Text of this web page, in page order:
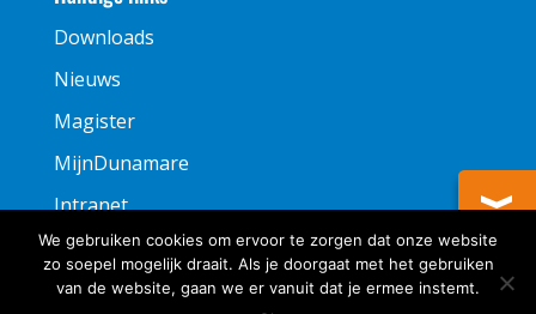
Downloads
Nieuws
Magister
MijnDunamare
Intranet
We gebruiken cookies om ervoor te zorgen dat onze website
zo soepel mogelijk draait. Als je doorgaat met het gebruiken
van de website, gaan we er vanuit dat je ermee instemt.